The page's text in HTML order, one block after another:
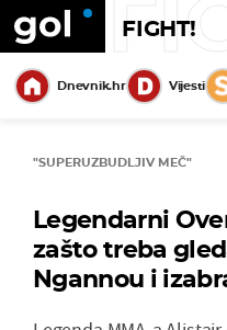
FIGHT!
Dnevnik.hr Vijesti
"SUPERUZBUDLJIV MEČ"
Legendarni
zašto treba
Ngannou i